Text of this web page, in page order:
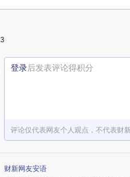
3
登录后发表评论得积分
评论仅代表网友个人观点，不代表财
财新网友安语